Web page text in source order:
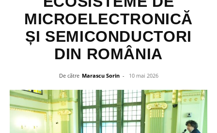
MICROELECTRONICĂ
ȘI SEMICONDUCTORI
DIN ROMÂNIA
De către Marascu Sorin - 10 mai 2026